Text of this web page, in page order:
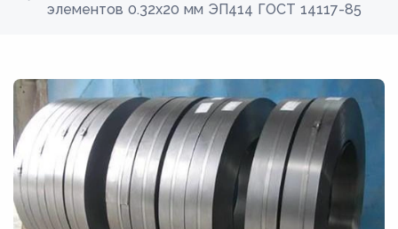
элементов 0.32x20 мм ЭП414 ГОСТ 14117-85